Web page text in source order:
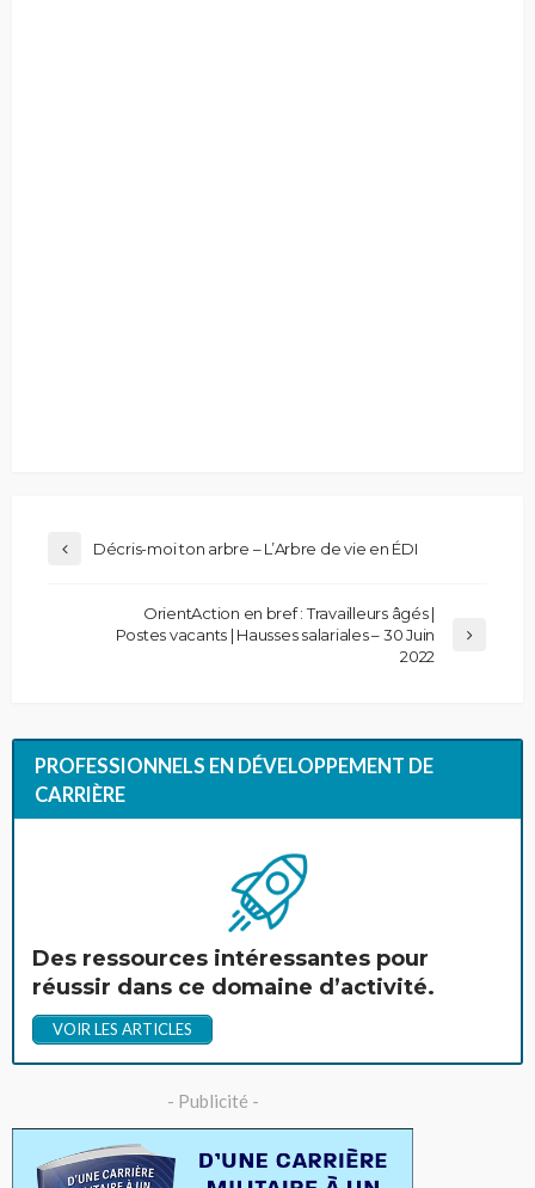
Décris-moi ton arbre – L’Arbre de vie en ÉDI
OrientAction en bref : Travailleurs âgés |
Postes vacants | Hausses salariales – 30 Juin
2022
PROFESSIONNELS EN DÉVELOPPEMENT DE
CARRIÈRE
Des ressources intéressantes pour
réussir dans ce domaine d’activité.
VOIR LES ARTICLES
- Publicité -